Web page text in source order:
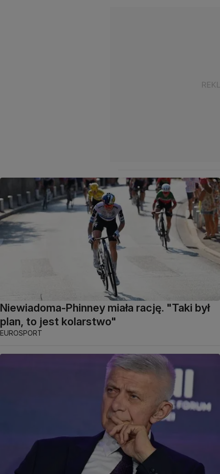
Niewiadoma-Phinney miała rację. "Taki był
plan, to jest kolarstwo"
EUROSPORT